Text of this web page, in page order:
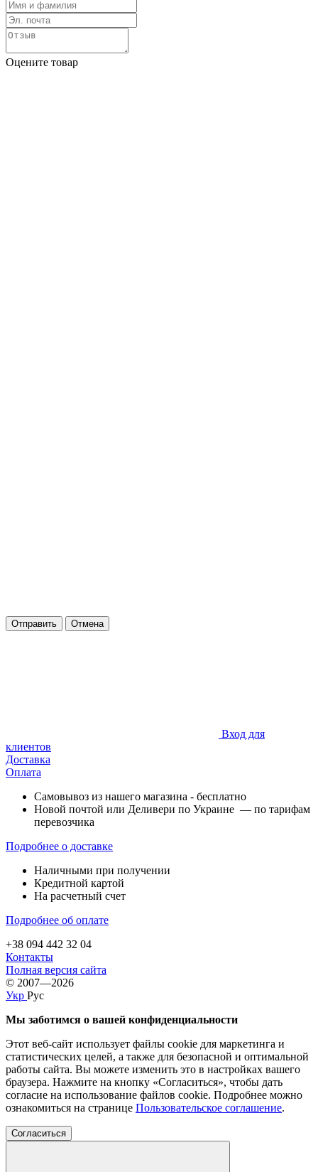
Оцените товар
Отправить Отмена
Вход для
клиентов
Доставка
Оплата
Самовывоз из нашего магазина - бесплатно
Новой почтой или Деливери по Украине — по тарифам
перевозчика
Подробнее о доставке
Наличными при получении
Кредитной картой
На расчетный счет
Подробнее об оплате
+38 094 442 32 04
Контакты
Полная версия сайта
© 2007—2026
Укр Рус
Мы заботимся о вашей конфиденциальности
Этот веб-сайт использует файлы cookie для маркетинга и
статистических целей, а также для безопасной и оптимальной
работы сайта. Вы можете изменить это в настройках вашего
браузера. Нажмите на кнопку «Согласиться», чтобы дать
согласие на использование файлов cookie. Подробнее можно
ознакомиться на странице Пользовательское соглашение.
Согласиться